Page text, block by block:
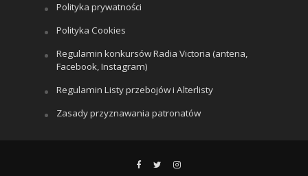
Polityka prywatności
Polityka Cookies
Regulamin konkursów Radia Victoria (antena,
Facebook, Instagram)
Regulamin Listy przebojów i Alterlisty
Zasady przyznawania patronatów